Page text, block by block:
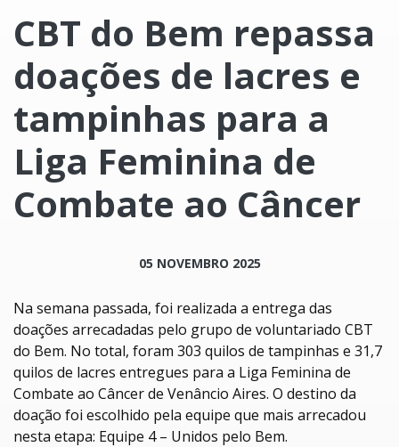
CBT do Bem repassa
doações de lacres e
tampinhas para a
Liga Feminina de
Combate ao Câncer
05 NOVEMBRO 2025
Na semana passada, foi realizada a entrega das
doações arrecadadas pelo grupo de voluntariado CBT
do Bem. No total, foram 303 quilos de tampinhas e 31,7
quilos de lacres entregues para a Liga Feminina de
Combate ao Câncer de Venâncio Aires. O destino da
doação foi escolhido pela equipe que mais arrecadou
nesta etapa: Equipe 4 – Unidos pelo Bem.